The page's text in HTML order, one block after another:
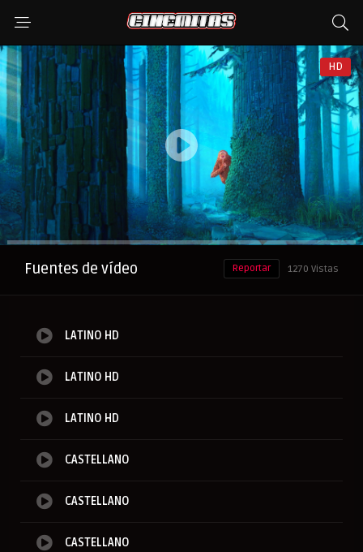
HD
Anuncio
Fuentes de vídeo 1270 Vistas
Reportar
LATINO HD
LATINO HD
LATINO HD
CASTELLANO
CASTELLANO
CASTELLANO